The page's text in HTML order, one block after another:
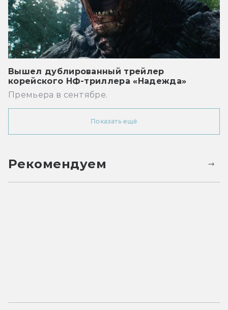
Вышел дублированный трейлер
корейского НФ-триллера «Надежда»
Премьера в сентябре.
Показать ещё
Рекомендуем